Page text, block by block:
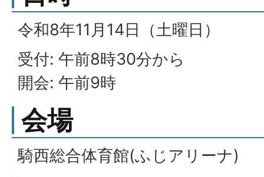
令和8年11月14日（土曜日）
受付: 午前8時30分から
開会: 午前9時
会場
騎西総合体育館(ふじアリーナ)